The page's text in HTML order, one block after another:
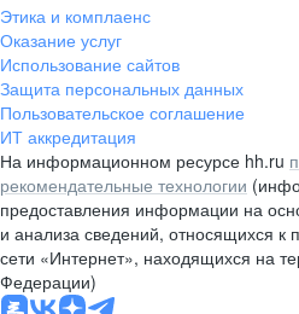
Этика и комплаенс
Оказание услуг
Использование сайтов
Защита персональных данных
Пользовательское соглашение
ИТ аккредитация
На информационном ресурсе hh.ru
рекомендательные технологии
предоставления информации на
и анализа сведений, относящихся к
сети «Интернет», находящихся на
Федерации)